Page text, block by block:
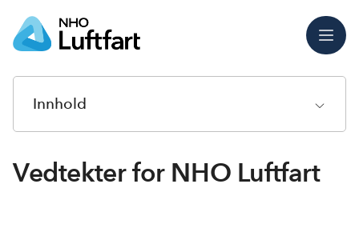
Meny
Innhold
Vedtekter for NHO Luftfart